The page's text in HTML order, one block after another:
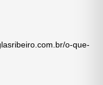
o-que-